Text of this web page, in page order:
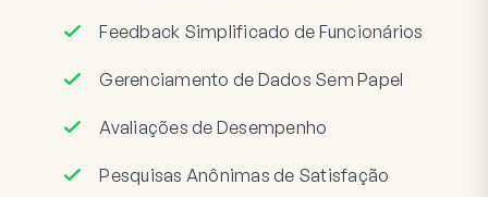
Feedback Simplificado de Funcionários
Gerenciamento de Dados Sem Papel
Avaliações de Desempenho
Pesquisas Anônimas de Satisfação